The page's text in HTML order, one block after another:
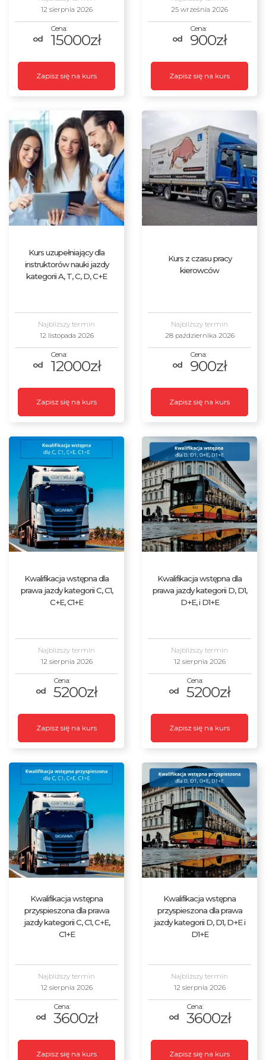
12 sierpnia 2026
15000zł
Zapisz się na kurs
25 września 2026
900zł
Zapisz się na kurs
Kurs uzupełniający dla
instruktorów nauki jazdy
kategorii A, T, C, D, C+E
Najbliższy termin
12 listopada 2026
12000zł
Zapisz się na kurs
Kurs z czasu pracy
kierowców
Najbliższy termin
28 października 2026
900zł
Zapisz się na kurs
Kwalifikacja wstępna dla
prawa jazdy kategorii C, C1,
C+E, C1+E
Najbliższy termin
12 sierpnia 2026
5200zł
Zapisz się na kurs
Kwalifikacja wstępna dla
prawa jazdy kategorii D, D1,
D+E, i D1+E
Najbliższy termin
12 sierpnia 2026
5200zł
Zapisz się na kurs
Kwalifikacja wstępna
przyspieszona dla prawa
jazdy kategorii C, C1, C+E,
C1+E
Najbliższy termin
12 sierpnia 2026
3600zł
Zapisz się na kurs
Kwalifikacja wstępna
przyspieszona dla prawa
jazdy kategorii D, D1, D+E i
D1+E
Najbliższy termin
12 sierpnia 2026
3600zł
Zapisz się na kurs